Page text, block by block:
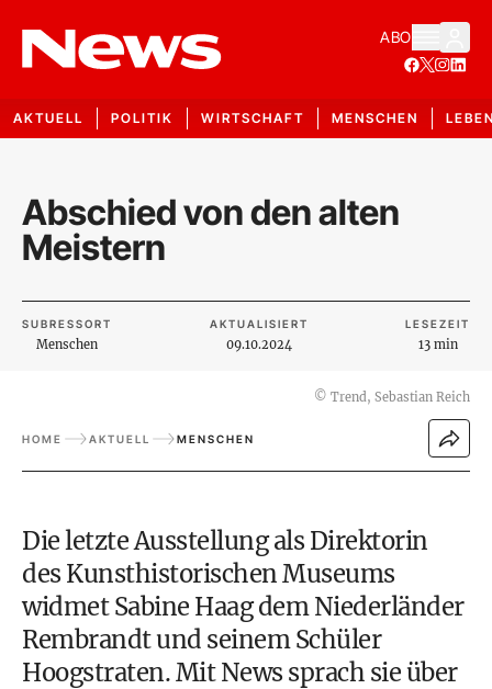
ABO
AKTUELL POLITIK WIRTSCHAFT MENSCHEN
Abschied von den alten
Meistern
SUBRESSORT
Menschen
AKTUALISIERT
09.10.2024
LESEZEIT
13 min
© Trend, Sebastian Reich
HOME AKTUELL MENSCHEN
Die letzte Ausstellung als Direktorin
des Kunsthistorischen Museums
widmet Sabine Haag dem Niederländer
Rembrandt und seinem Schüler
Hoogstraten. Mit News sprach sie über